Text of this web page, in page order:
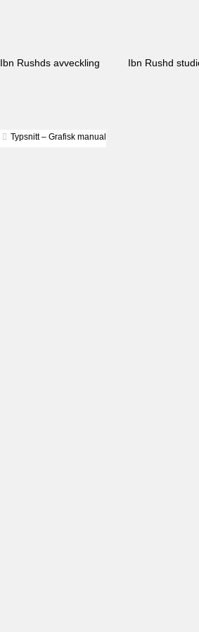
Ibn Rushds avveckling Ibn Rushd
Typsnitt – Grafisk manual